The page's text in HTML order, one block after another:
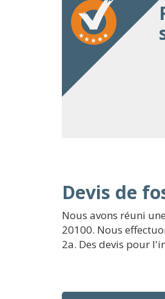
Devis de
Nous avons réuni
20100. Nous
2a. Des devis pour